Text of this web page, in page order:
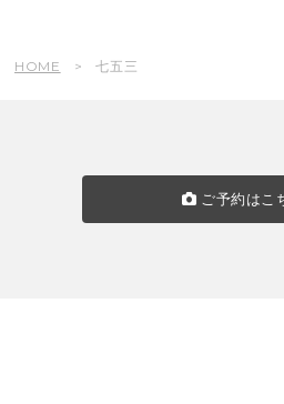
HOME 七五三
ご予約はこ